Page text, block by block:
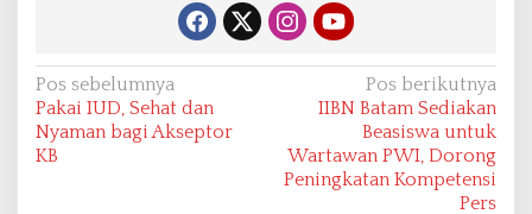
N
a
v
Pos sebelumnya
Pakai IUD, Sehat dan
Nyaman bagi Akseptor
KB
Pos berikutnya
IIBN Batam Sediakan
Beasiswa untuk
Wartawan PWI, Dorong
Peningkatan Kompetensi
Pers